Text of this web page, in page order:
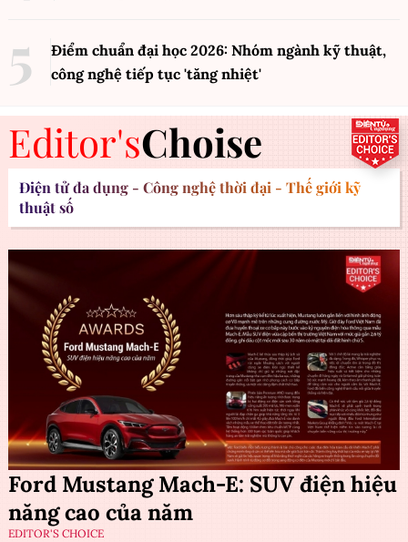
Điểm chuẩn đại học 2026: Nhóm ngành kỹ thuật,
công nghệ tiếp tục 'tăng nhiệt'
Editor'sChoise
Điện tử đa dụng - Công nghệ thời đại - Thế giới kỹ
thuật số
Ford Mustang Mach-E: SUV điện hiệu
năng cao của năm
EDITOR'S CHOICE